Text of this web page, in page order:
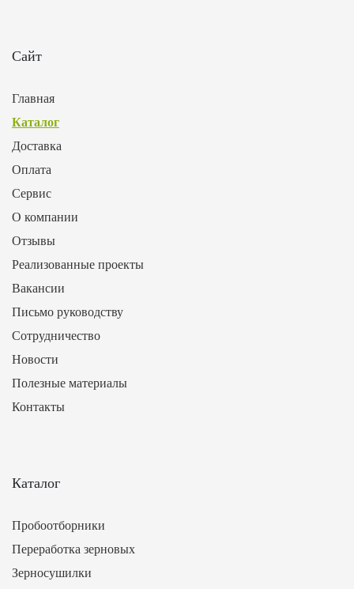
Сайт
Главная
Каталог
Доставка
Оплата
Сервис
О компании
Отзывы
Реализованные проекты
Вакансии
Письмо руководству
Сотрудничество
Новости
Полезные материалы
Контакты
Каталог
Пробоотборники
Переработка зерновых
Зерносушилки